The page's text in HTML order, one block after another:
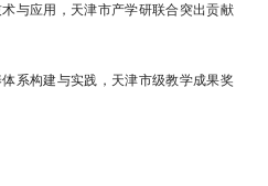
与应用，天津市产学研联合突出贡献
系构建与实践，天津市级教学成果奖